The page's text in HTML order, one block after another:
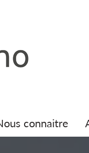
nous connaitre